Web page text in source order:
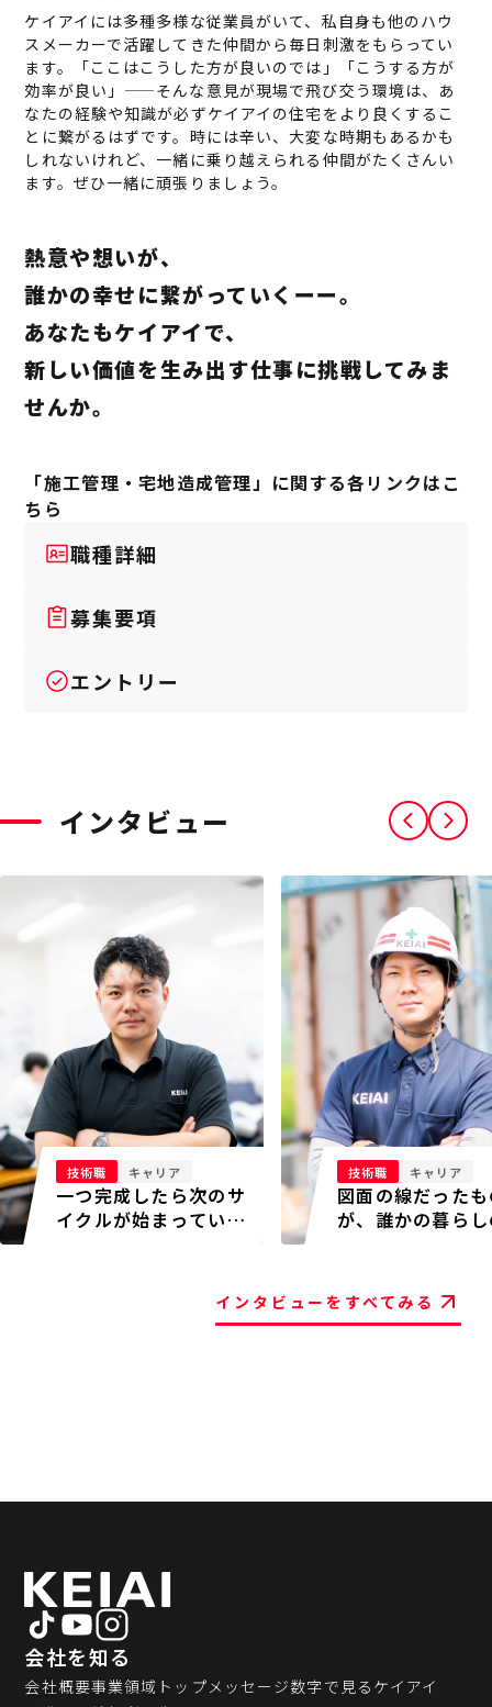
ケイアイには多種多様な従業員がいて、私自身も他のハウ
スメーカーで活躍してきた仲間から毎日刺激をもらってい
ます。「ここはこうした方が良いのでは」「こうする方が
効率が良い」——そんな意見が現場で飛び交う環境は、あ
なたの経験や知識が必ずケイアイの住宅をより良くするこ
とに繋がるはずです。時には辛い、大変な時期もあるかも
しれないけれど、一緒に乗り越えられる仲間がたくさんい
ます。ぜひ一緒に頑張りましょう。
熱意や想いが、
誰かの幸せに繋がっていくーー。
あなたもケイアイで、
新しい価値を生み出す仕事に挑戦してみま
せんか。
「施工管理・宅地造成管理」に関する各リンクはこ
ちら
職種詳細
募集要項
エントリー
インタビュー
技術職 キャリア
一つ完成したら次のサ
イクルが始まってい
技術職 キャリア
図面の線だった
が、誰かの暮ら
インタビューをすべてみる
会社を知る
会社概要事業領域 トップメッセージ数字で見るケイアイ